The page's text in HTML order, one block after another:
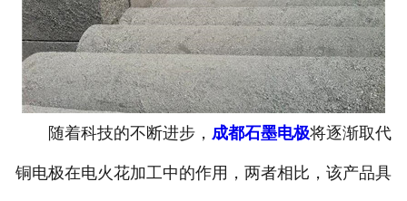
联系我们
随着科技的不断进步， 成都石墨电极将逐渐取代
铜电极在电火花加工中的作用，两者相比，该产品具